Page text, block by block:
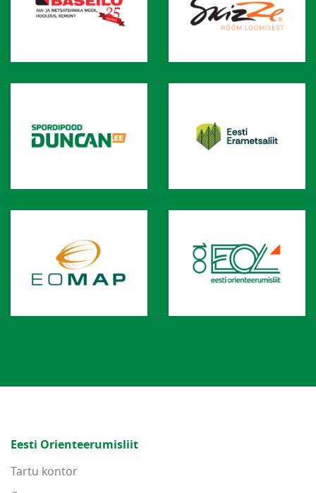
Eesti Orienteerumisliit
Tartu kontor